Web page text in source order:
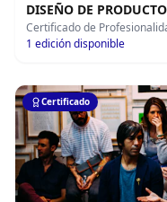
DISEÑO DE
Certificado de
1 edición disponible
Certificado